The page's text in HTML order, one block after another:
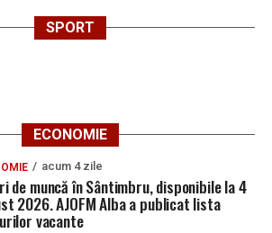
SPORT
ECONOMIE
acum 4 zile
de muncă în Sântimbru, disponibile la 4
2026. AJOFM Alba a publicat lista
vacante